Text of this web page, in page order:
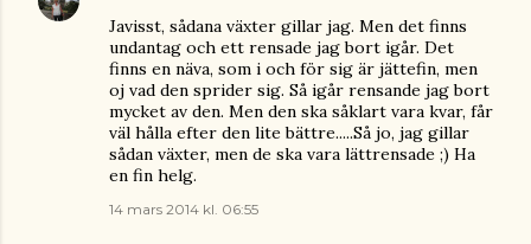
Javisst, sådana växter gillar jag. Men det finns
undantag och ett rensade jag bort igår. Det
finns en näva, som i och för sig är jättefin, men
oj vad den sprider sig. Så igår rensande jag bort
mycket av den. Men den ska såklart vara kvar, får
väl hålla efter den lite bättre.....Så jo, jag gillar
sådan växter, men de ska vara lättrensade ;) Ha
en fin helg.
14 mars 2014 kl. 06:55